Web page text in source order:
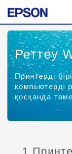
Реттеу
Принтерді
компьютерді
қосқанда
1